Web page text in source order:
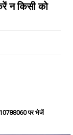
न किसी को
पर भेजें